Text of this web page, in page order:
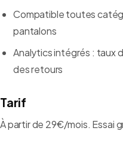
Compatible toutes
pantalons
Analytics intégrés : taux
des retours
Tarif
À partir de 29€/mois. Essai